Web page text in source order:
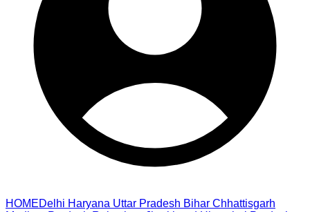
HOMEDelhi Haryana Uttar Pradesh Bihar Chhattisgarh